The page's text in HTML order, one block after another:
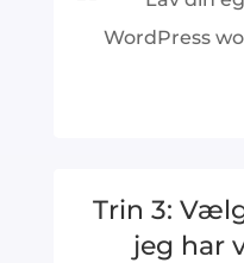
Trin 3:
jeg har